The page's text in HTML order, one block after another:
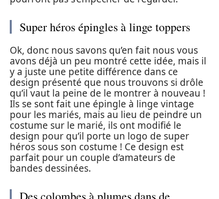
Super héros épingles à linge toppers
Ok, donc nous savons qu’en fait nous vous
avons déjà un peu montré cette idée, mais il
y a juste une petite différence dans ce
design présenté que nous trouvons si drôle
qu’il vaut la peine de le montrer à nouveau !
Ils se sont fait une épingle à linge vintage
pour les mariés, mais au lieu de peindre un
costume sur le marié, ils ont modifié le
design pour qu’il porte un logo de super
héros sous son costume ! Ce design est
parfait pour un couple d’amateurs de
bandes dessinées.